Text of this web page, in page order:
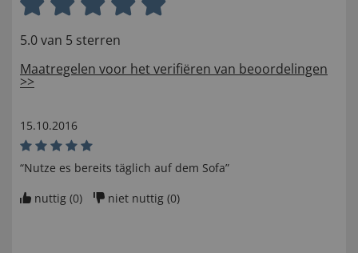
5.0 van 5 sterren
Maatregelen voor het verifiëren van beoordelingen
>>
15.10.2016
“Nutze es bereits täglich auf dem Sofa”
nuttig (0) niet nuttig (0)